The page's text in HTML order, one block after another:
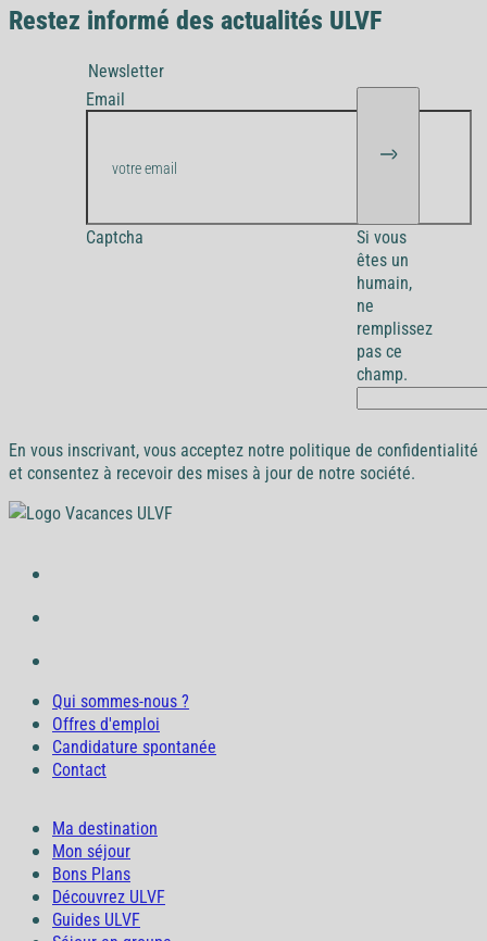
Restez informé des actualités ULVF
Newsletter
Email
Captcha
Si vous
êtes un
humain,
ne
remplissez
pas ce
champ.
En vous inscrivant, vous acceptez notre politique de confidentialité
et consentez à recevoir des mises à jour de notre société.
Qui sommes-nous ?
Offres d'emploi
Candidature spontanée
Contact
Ma destination
Mon séjour
Bons Plans
Découvrez ULVF
Guides ULVF